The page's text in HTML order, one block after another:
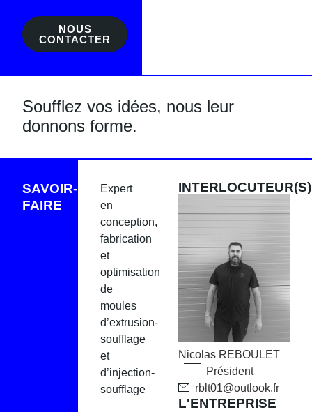
NOUS
CONTACTER
Soufflez vos idées, nous leur
donnons forme.
SAVOIR-
FAIRE
Expert
en
conception,
fabrication
et
optimisation
de
moules
d’extrusion-
soufflage
et
d’injection-
soufflage
INTERLOCUTEUR(S)
Nicolas REBOULET
Président
rblt01@outlook.fr
L'ENTREPRISE